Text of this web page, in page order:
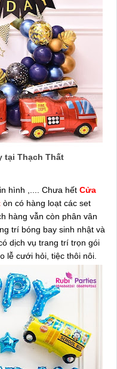
tại Thạch Thất
hình ,.... Chưa hết Cửa
òn có hàng loạt các set
hàng vẫn còn phân vân
trí bóng bay sinh nhật và
dịch vụ trang trí trọn gói
lễ cưới hỏi, tiệc thôi nôi.